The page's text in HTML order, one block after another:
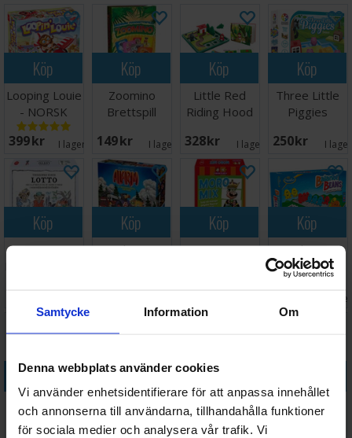
Samtycke Information Om
Denna webbplats använder cookies
Vi använder enhetsidentifierare för att anpassa innehållet
och annonserna till användarna, tillhandahålla funktioner
för sociala medier och analysera vår trafik. Vi
Köp
Looping Louie
- NORSK
399 SEK I lager: 14
Köp
Zoomino
Brettspill
149 SEK I lager: 2
Köp
Little Red
Riding Hood
328 SEK I lager: 2
Köp
Three Little
Piggies
250 SEK I
Köp
Lotto
Köp
Alarm
Köp
Moro Mix
Köp
Balance
Beans
Logik/Mat-
I
Köp
Triominos
Junior
Köp
Tempo
Brädspel
Köp
Sequence
Junior
Dragomino
Brädspel